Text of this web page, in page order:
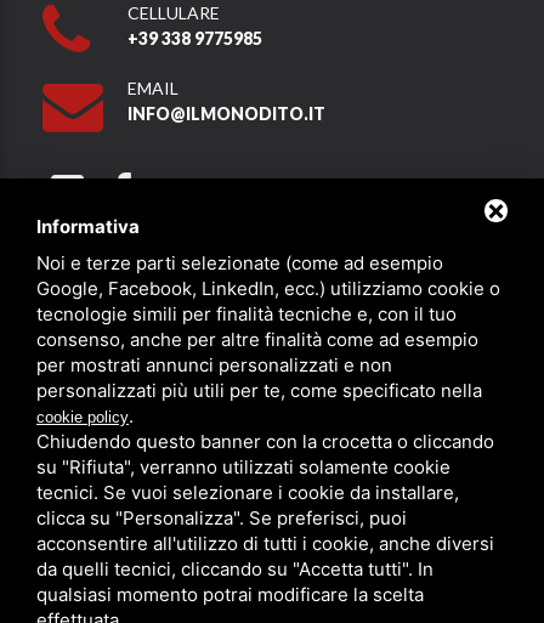
CELLULARE
+39 338 9775985
EMAIL
INFO@ILMONODITO.IT
Partner
PRIVACY SITEMAP/ QUESTO SITO È PROTETTO DA GOOGLE
RECAPTCHA V3,PRIVACY POLICYE TERMS OF SERVICEDI GOOGLE.
Informativa
Noi e terze parti selezionate (come ad esempio
Google, Facebook, LinkedIn, ecc.) utilizziamo cookie o
tecnologie simili per finalità tecniche e, con il tuo
consenso, anche per altre finalità come ad esempio
per mostrati annunci personalizzati e non
personalizzati più utili per te, come specificato nella
cookie policy.
Chiudendo questo banner con la crocetta o cliccando
su "Rifiuta", verranno utilizzati solamente cookie
tecnici. Se vuoi selezionare i cookie da installare,
clicca su "Personalizza". Se preferisci, puoi
acconsentire all'utilizzo di tutti i cookie, anche diversi
da quelli tecnici, cliccando su "Accetta tutti". In
qualsiasi momento potrai modificare la scelta